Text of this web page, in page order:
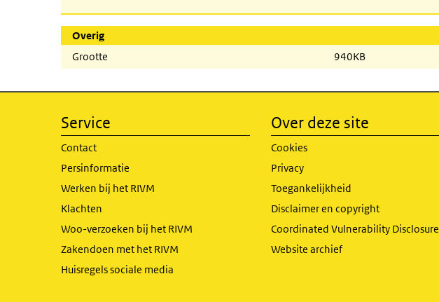
Overig
Grootte
940KB
Service
Contact
Persinformatie
Werken bij het RIVM
Klachten
Woo-verzoeken bij het RIVM
Zakendoen met het RIVM
Huisregels sociale media
Over deze site
Cookies
Privacy
Toegankelijkheid
Disclaimer en copyright
Coordinated Vulnerability Disclosure
Website archief